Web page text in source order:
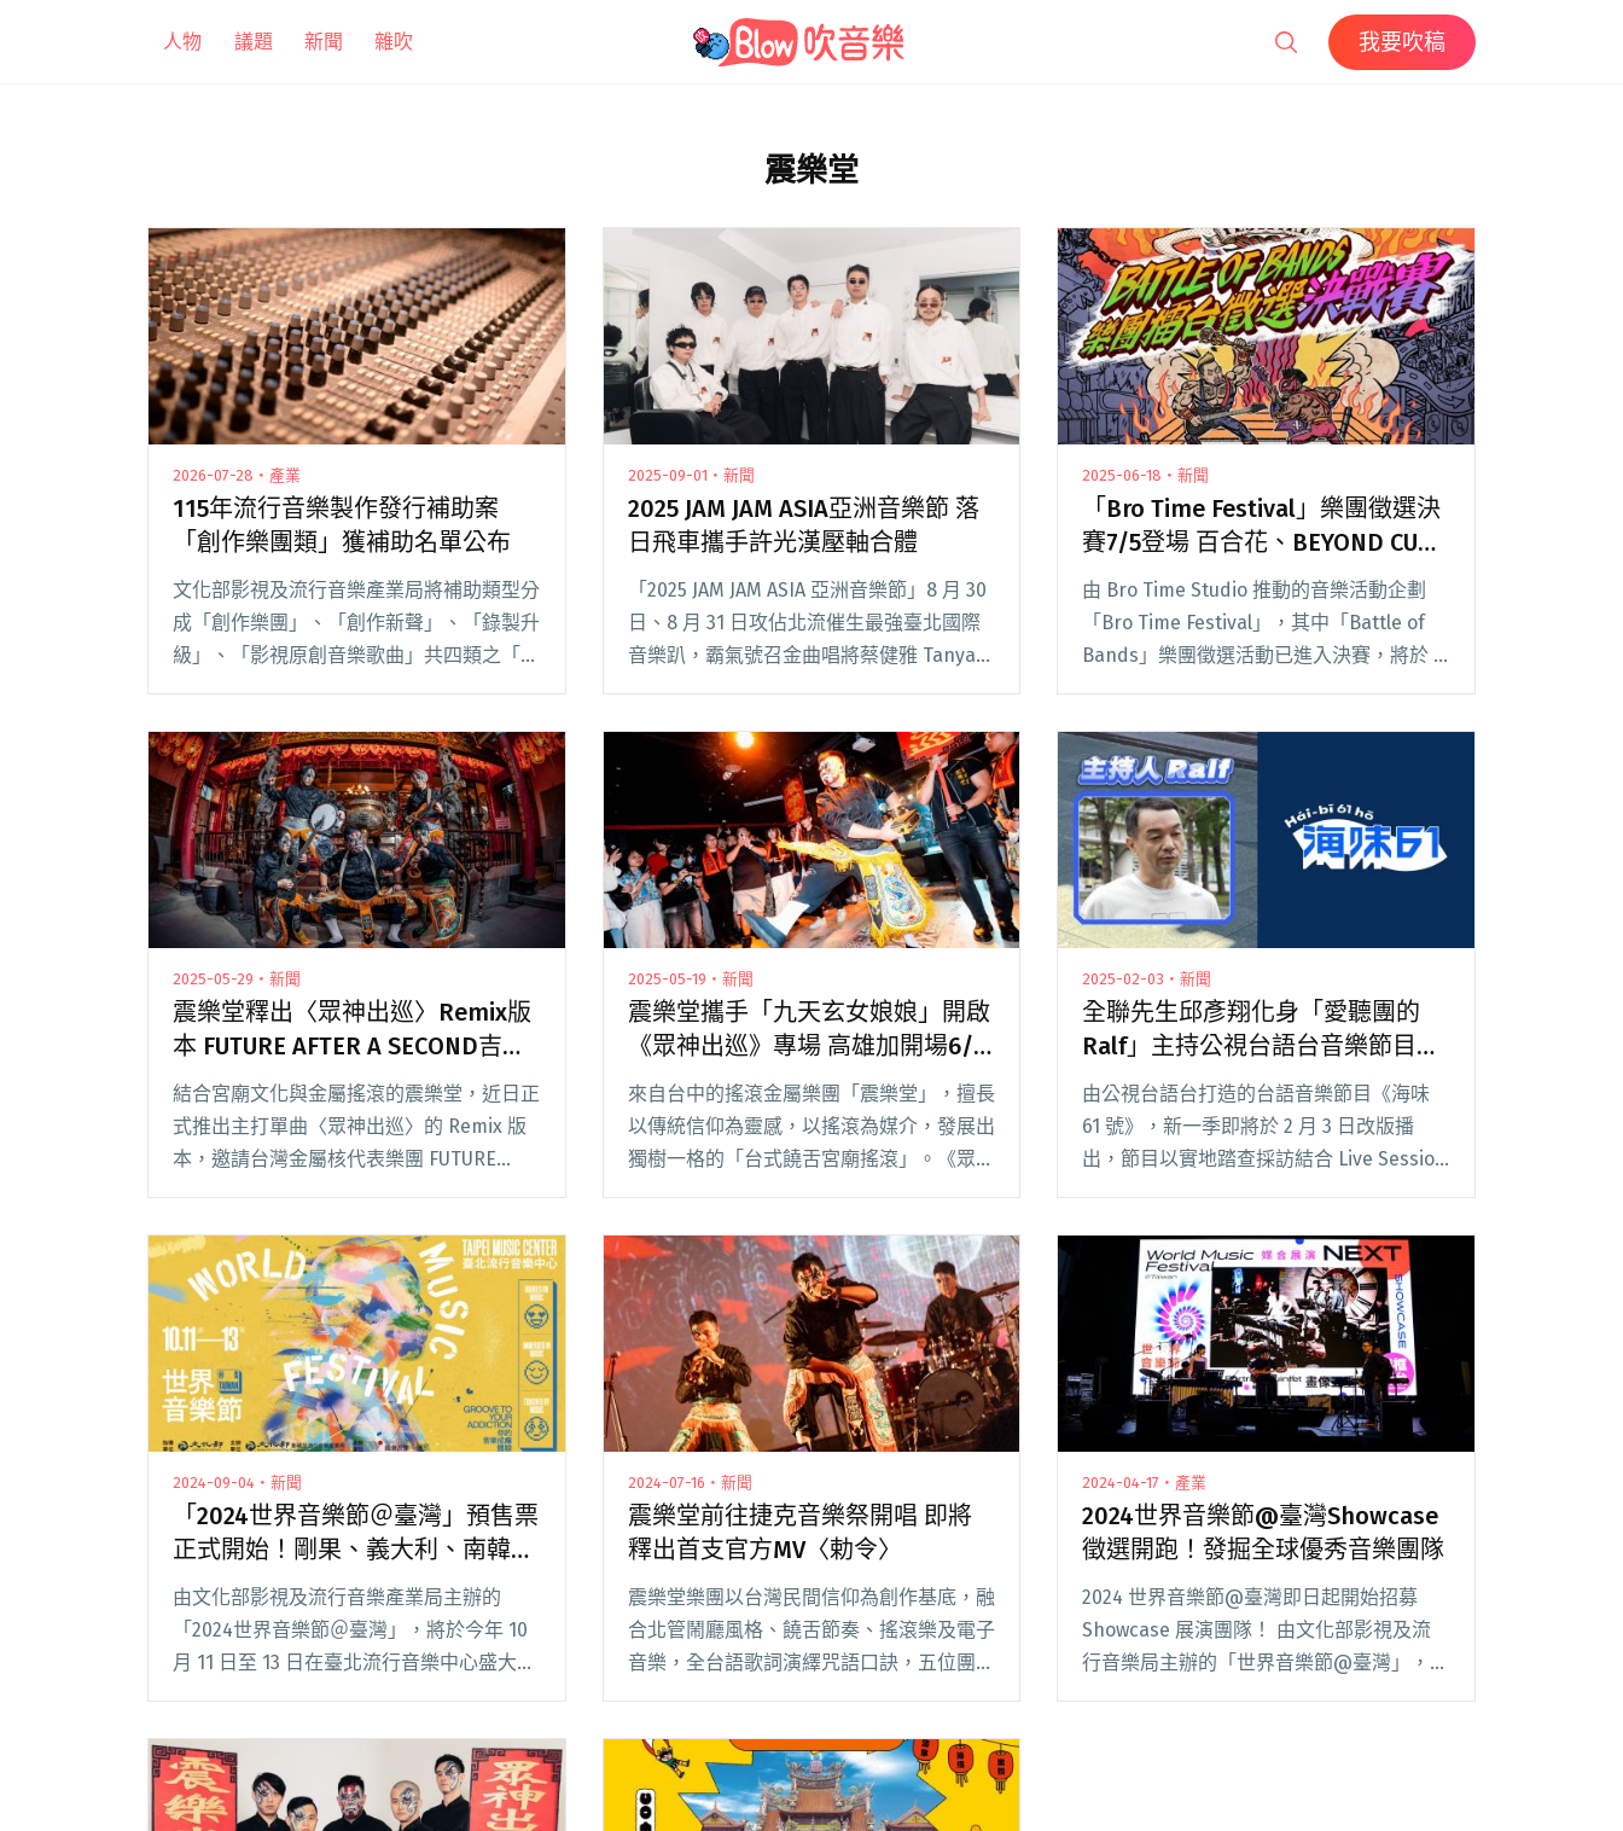
人物 議題 新聞 雜吹 我要吹稿
震樂堂
2026-07-28・產業
115年流行音樂製作發行補助案
「創作樂團類」獲補助名單公布
文化部影視及流行音樂產業局將補助類型分
成「創作樂團」、「創作新聲」、「錄製升
級」、「影視原創音樂歌曲」共四類之「音
樂製作發行補助案」。 昨（7/27）日「創
29 案，補助金額從 60 萬到 70 萬不等閱讀
全文 "115年流行音樂製作發行補助案「創
作樂團類」獲補助名單公布"
2025-09-01・新聞
2025 JAM JAM ASIA亞洲音樂節 落
日飛車攜手許光漢壓軸合體
「2025 JAM JAM ASIA 亞洲音樂節」8 月 30
日、8 月 31 日攻佔北流催生最強臺北國際
音樂趴，霸氣號召金曲唱將蔡健雅 Tanya
Chua、陳珊妮、落日飛車 Sunset
"2025 JAM JAM ASIA亞洲音樂節 落日飛車攜
手許光漢壓軸合體"
2025-06-18・新聞
「Bro Time Festival」樂團徵選決
賽7/5登場 百合花、BEYOND CURE
擔任演出嘉賓
由 Bro Time Studio 推動的音樂活動企劃
「Bro Time Festival」，其中「Battle of
Bands」樂團徵選活動已進入決賽，將於 7
月 5 日（六）下午 2 點在台北「樂悠悠之口
"「Bro Time Festival」樂團徵選決賽7/5登
場 百合花、BEYOND CURE擔任演出嘉賓"
2025-05-29・新聞
震樂堂釋出〈眾神出巡〉Remix版
本 FUTURE AFTER A SECOND吉他
手Nicky跨刀合作
結合宮廟文化與金屬搖滾的震樂堂，近日正
式推出主打單曲〈眾神出巡〉的 Remix 版
本，邀請台灣金屬核代表樂團 FUTURE
未來感聲響，帶來一閱讀全文 "震樂堂釋出
〈眾神出巡〉Remix版本 FUTURE AFTER A
SECOND吉他手Nicky跨刀合作"
2025-05-19・新聞
震樂堂攜手「九天玄女娘娘」開啟
《眾神出巡》專場 高雄加開場6/8
邀夕陽武士共演
來自台中的搖滾金屬樂團「震樂堂」，擅長
以傳統信仰為靈感，以搖滾為媒介，發展出
獨樹一格的「台式饒舌宮廟搖滾」。《眾神
登場，以聲音召喚我們成閱讀全文 "震樂堂
攜手「九天玄女娘娘」開啟《眾神出巡》專
場 高雄加開場6/8邀夕陽武士共演"
2025-02-03・新聞
全聯先生邱彥翔化身「愛聽團的
Ralf」主持公視台語台音樂節目
《海味61號》
由公視台語台打造的台語音樂節目《海味
61 號》，新一季即將於 2 月 3 日改版播
出，節目以實地踏查採訪結合 Live Session
作者，來賓包含巴奈、潘閱讀全文 "全聯先
生邱彥翔化身「愛聽團的Ralf」主持公視台
語台音樂節目《海味61號》"
2024-09-04・新聞
「2024世界音樂節＠臺灣」預售票
正式開始！剛果、義大利、南韓先
鋒音樂人集聚
由文化部影視及流行音樂產業局主辦的
「2024世界音樂節＠臺灣」，將於今年 10
月 11 日至 13 日在臺北流行音樂中心盛大登
途徑」的核心理念，廣邀在頂級閱讀全文
"「2024世界音樂節＠臺灣」預售票正式開
始！剛果、義大利、南韓先鋒音樂人集聚"
2024-07-16・新聞
震樂堂前往捷克音樂祭開唱 即將
釋出首支官方MV〈勅令〉
震樂堂樂團以台灣民間信仰為創作基底，融
合北管鬧廳風格、饒舌節奏、搖滾樂及電子
音樂，全台語歌詞演繹咒語口訣，五位團員
年，逢大年初一，震樂堂推出新專輯《眾神
出巡》閱讀全文 "震樂堂前往捷克音樂祭開
唱 即將釋出首支官方MV〈勅令〉"
2024-04-17・產業
2024世界音樂節@臺灣Showcase
徵選開跑！發掘全球優秀音樂團隊
2024 世界音樂節@臺灣即日起開始招募
Showcase 展演團隊！ 由文化部影視及流
行音樂局主辦的「世界音樂節@臺灣」，為